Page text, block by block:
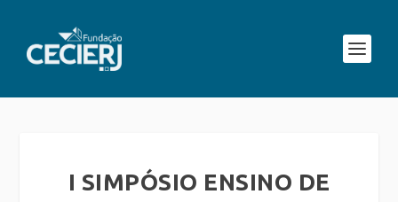
I SIMPÓSIO ENSINO DE